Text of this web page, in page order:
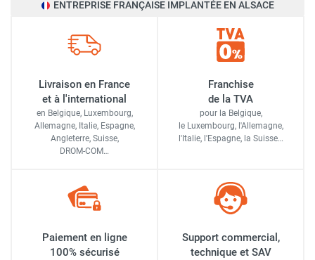
ENTREPRISE FRANÇAISE IMPLANTÉE EN ALSACE
Livraison en France
et à l'international
en Belgique, Luxembourg,
Allemagne, Italie, Espagne,
Angleterre, Suisse,
DROM-COM…
Franchise
de la TVA
pour la Belgique,
le Luxembourg, l'Allemagne,
l'Italie, l'Espagne, la Suisse…
Paiement en ligne
100% sécurisé
Support commercial,
technique et SAV